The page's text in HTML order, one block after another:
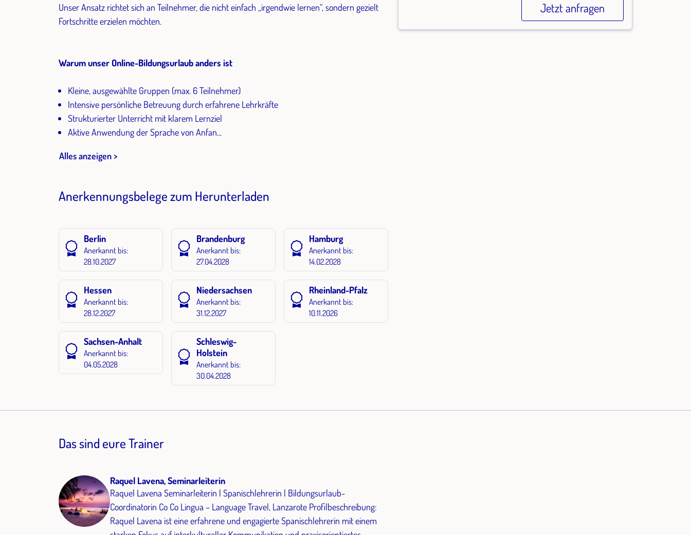
Unser Ansatz richtet sich an Teilnehmer, die nicht einfach „irgendwie lernen“, sondern gezielt
Fortschritte erzielen möchten.
Warum unser Online-Bildungsurlaub anders ist
Kleine, ausgewählte Gruppen (max. 6 Teilnehmer)
Intensive persönliche Betreuung durch erfahrene Lehrkräfte
Strukturierter Unterricht mit klarem Lernziel
Aktive Anwendung der Sprache von Anfan...
Alles anzeigen >
Anerkennungsbelege zum Herunterladen
Berlin
Anerkannt bis:
28.10.2027
Brandenburg
Anerkannt bis:
27.04.2028
Hamburg
Anerkannt bis:
14.02.2028
Hessen
Anerkannt bis:
28.12.2027
Niedersachsen
Anerkannt bis:
31.12.2027
Rheinland-Pfalz
Anerkannt bis:
10.11.2026
Sachsen-Anhalt
Anerkannt bis:
04.05.2028
Schleswig-
Holstein
Anerkannt bis:
30.04.2028
Das sind eure Trainer
Raquel Lavena, Seminarleiterin
Raquel Lavena Seminarleiterin | Spanischlehrerin | Bildungsurlaub-
Coordinatorin Co Co Lingua – Language Travel, Lanzarote Profilbeschreibung:
Raquel Lavena ist eine erfahrene und engagierte Spanischlehrerin mit einem
Jetzt anfragen